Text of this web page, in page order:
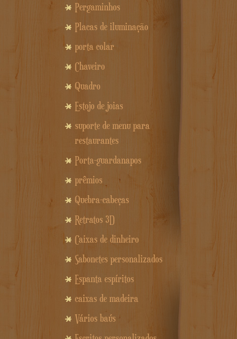
Pergaminhos
Placas de iluminação
porta colar
Chaveiro
Quadro
Estojo de joias
suporte de menu para
restaurantes
Porta-guardanapos
prêmios
Quebra-cabeças
Retratos 3D
Caixas de dinheiro
Sabonetes personalizados
Espanta espíritos
caixas de madeira
Vários baús